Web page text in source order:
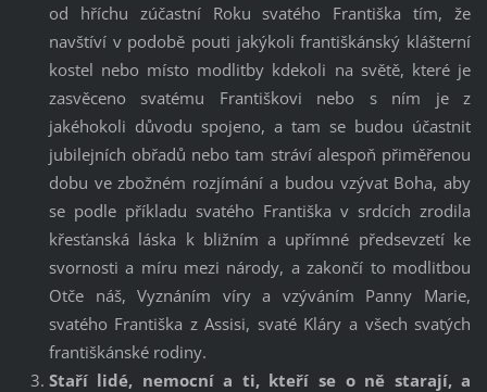
od hříchu zúčastní Roku svatého Františka tím, že
navštíví v podobě pouti jakýkoli františkánský klášterní
kostel nebo místo modlitby kdekoli na světě, které je
zasvěceno svatému Františkovi nebo s ním je z
jakéhokoli důvodu spojeno, a tam se budou účastnit
jubilejních obřadů nebo tam stráví alespoň přiměřenou
dobu ve zbožném rozjímání a budou vzývat Boha, aby
se podle příkladu svatého Františka v srdcích zrodila
křesťanská láska k bližním a upřímné předsevzetí ke
svornosti a míru mezi národy, a zakončí to modlitbou
Otče náš, Vyznáním víry a vzýváním Panny Marie,
svatého Františka z Assisi, svaté Kláry a všech svatých
františkánské rodiny.
Staří lidé, nemocní a ti, kteří se o ně starají, a